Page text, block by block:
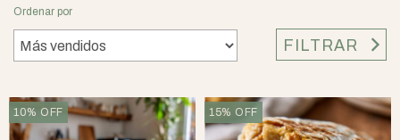
Ordenar por
FILTRAR
10% OFF 15% OFF